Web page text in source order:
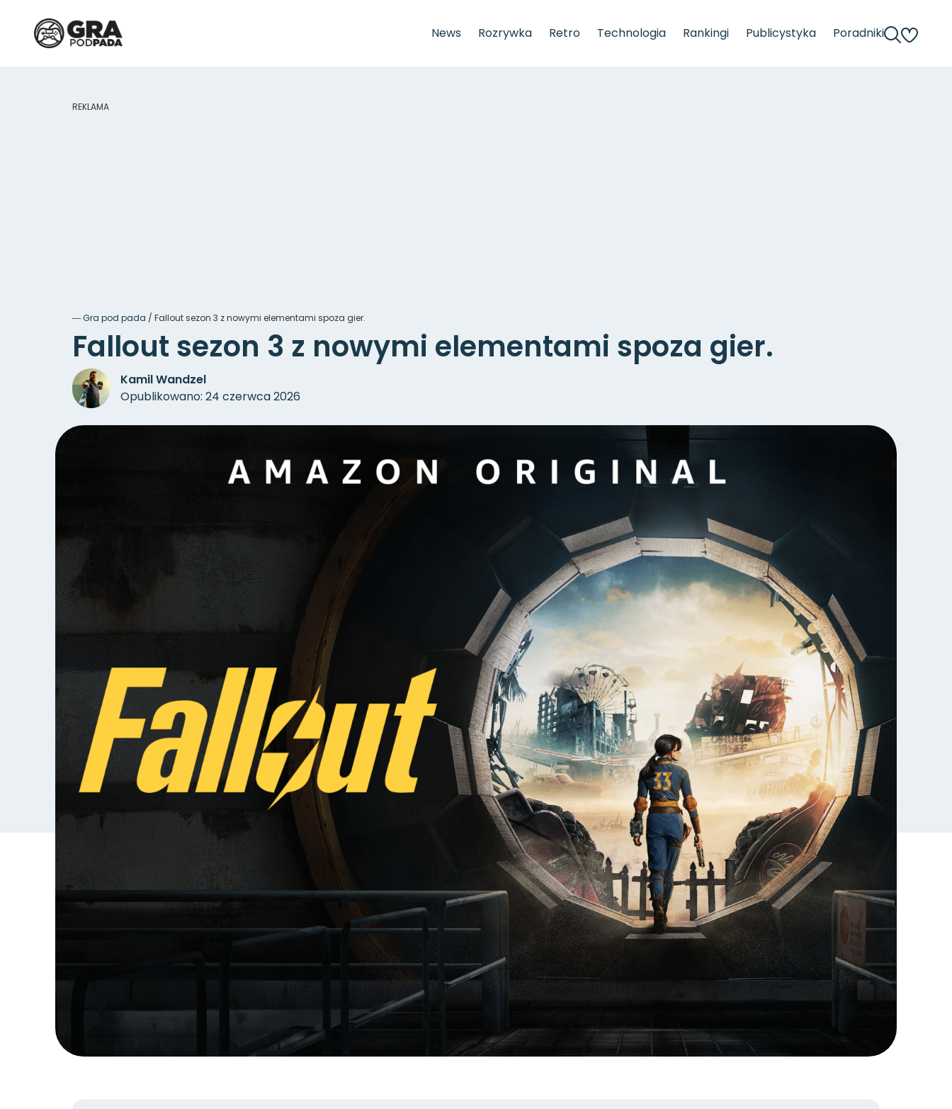
News Rozrywka Retro Technologia Rankingi Publicystyka Poradniki
REKLAMA
―Gra pod pada / Fallout sezon 3 z nowymi elementami spoza gier.
Fallout sezon 3 z nowymi elementami spoza gier.
Kamil Wandzel
Opublikowano: 24 czerwca 2026